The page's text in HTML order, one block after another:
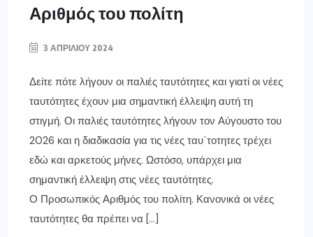
Αριθμός του πολίτη
3 ΑΠΡΙΛΊΟΥ 2024
Δείτε πότε λήγουν οι παλιές ταυτότητες και γιατί οι νέες
ταυτότητες έχουν μια σημαντική έλλειψη αυτή τη
στιγμή. Οι παλιές ταυτότητες λήγουν τον Αύγουστο του
2026 και η διαδικασία για τις νέες ταυ΄τοτητες τρέχει
εδώ και αρκετούς μήνες. Ωστόσο, υπάρχει μια
σημαντική έλλειψη στις νέες ταυτότητες.
Ο Προσωπικός Αριθμός του πολίτη. Κανονικά οι νέες
ταυτότητες θα πρέπει να […]